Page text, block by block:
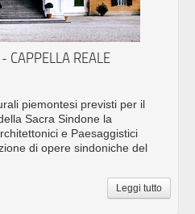
CAPPELLA REALE
piemontesi previsti per il
Sacra Sindone la
e Paesaggistici
di opere sindoniche del
Leggi tutto